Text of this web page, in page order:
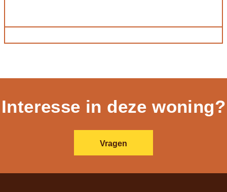
Interesse in deze woning?
Vragen